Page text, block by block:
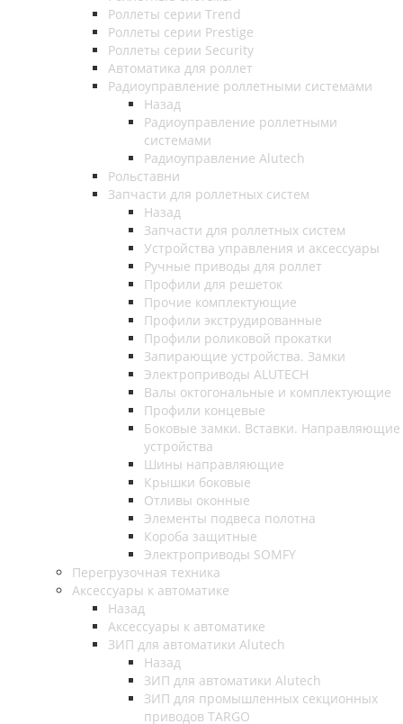
Роллеты серии Trend
Роллеты серии Prestige
Роллеты серии Security
Автоматика для роллет
Радиоуправление роллетными системами
Назад
Радиоуправление роллетными
системами
Радиоуправление Alutech
Рольставни
Запчасти для роллетных систем
Назад
Запчасти для роллетных систем
Устройства управления и аксессуары
Ручные приводы для роллет
Профили для решеток
Прочие комплектующие
Профили экструдированные
Профили роликовой прокатки
Запирающие устройства. Замки
Электроприводы ALUTECH
Валы октогональные и комплектующие
Профили концевые
Боковые замки. Вставки. Направляющие
устройства
Шины направляющие
Крышки боковые
Отливы оконные
Элементы подвеса полотна
Короба защитные
Электроприводы SOMFY
Перегрузочная техника
Аксессуары к автоматике
Назад
Аксессуары к автоматике
ЗИП для автоматики Alutech
Назад
ЗИП для автоматики Alutech
ЗИП для промышленных секционных
приводов TARGO